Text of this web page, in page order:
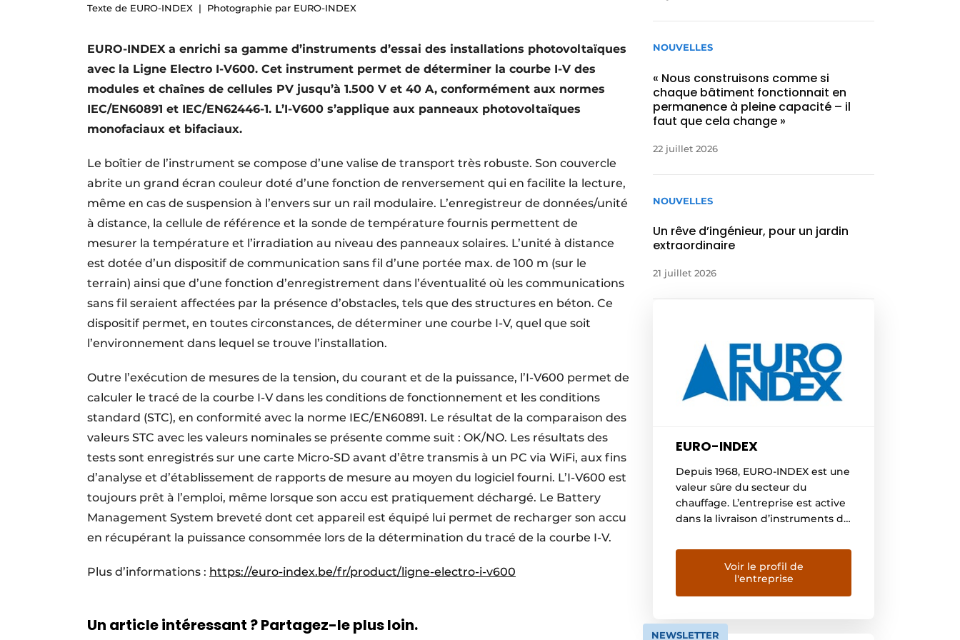
S’inscrire à l’événement
Termes et conditions
Video’s
Texte de EURO-INDEX
Photographie par EURO-INDEX
EURO-INDEX a enrichi sa gamme d’instruments d’essai des installations photovoltaïques
avec la Ligne Electro I-V600. Cet instrument permet de déterminer la courbe I-V des
modules et chaînes de cellules PV jusqu’à 1.500 V et 40 A, conformément aux normes
IEC/EN60891 et IEC/EN62446-1. L’I-V600 s’applique aux panneaux photovoltaïques
monofaciaux et bifaciaux.
Le boîtier de l’instrument se compose d’une valise de transport très robuste. Son couvercle
abrite un grand écran couleur doté d’une fonction de renversement qui en facilite la lecture,
même en cas de suspension à l’envers sur un rail modulaire. L’enregistreur de données/unité
à distance, la cellule de référence et la sonde de température fournis permettent de
mesurer la température et l’irradiation au niveau des panneaux solaires. L’unité à distance
est dotée d’un dispositif de communication sans fil d’une portée max. de 100 m (sur le
terrain) ainsi que d’une fonction d’enregistrement dans l’éventualité où les communications
sans fil seraient affectées par la présence d’obstacles, tels que des structures en béton. Ce
dispositif permet, en toutes circonstances, de déterminer une courbe I-V, quel que soit
l’environnement dans lequel se trouve l’installation.
Outre l’exécution de mesures de la tension, du courant et de la puissance, l’I-V600 permet de
calculer le tracé de la courbe I-V dans les conditions de fonctionnement et les conditions
standard (STC), en conformité avec la norme IEC/EN60891. Le résultat de la comparaison des
valeurs STC avec les valeurs nominales se présente comme suit : OK/NO. Les résultats des
tests sont enregistrés sur une carte Micro-SD avant d’être transmis à un PC via WiFi, aux fins
d’analyse et d’établissement de rapports de mesure au moyen du logiciel fourni. L’I-V600 est
toujours prêt à l’emploi, même lorsque son accu est pratiquement déchargé. Le Battery
Management System breveté dont cet appareil est équipé lui permet de recharger son accu
en récupérant la puissance consommée lors de la détermination du tracé de la courbe I-V.
Plus d’informations : https://euro-index.be/fr/product/ligne-electro-i-v600
Un article intéressant ? Partagez-le plus loin.
NOUVELLES
« Nous construisons comme si
chaque bâtiment fonctionnait en
permanence à pleine capacité – il
faut que cela change »
22 juillet 2026
NOUVELLES
Un rêve d’ingénieur, pour un jardin
extraordinaire
21 juillet 2026
EURO-INDEX
Depuis 1968, EURO-INDEX est une
valeur sûre du secteur du
chauffage. L’entreprise est active
dans la livraison d’instruments de
chauffage pour la sécurité,
l’entretien et la construction
d’installations techniques. Avec
l’émergence des nouvelles
d’installation et au vu de
Voir le profil de
l'entreprise
NEWSLETTER